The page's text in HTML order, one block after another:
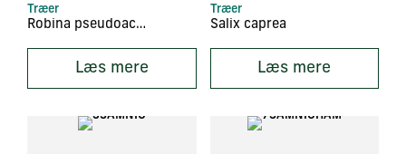
Træer
Robina pseudoacacia ‘Umbraculifera’
Læs mere
Træer
Salix caprea
Læs mere